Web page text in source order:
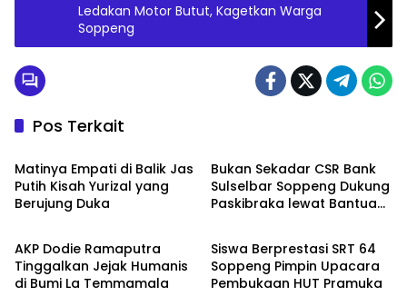
Ledakan Motor Butut, Kagetkan Warga
Soppeng
Pos Terkait
Metro
Matinya Empati di Balik Jas
Putih Kisah Yurizal yang
Berujung Duka
Bukan Sekadar CSR Bank
Sulselbar Soppeng Dukung
Paskibraka lewat Bantuan
Metro
AKP Dodie Ramaputra
Tinggalkan Jejak Humanis
di Bumi La Temmamala
Metro
Siswa Berprestasi SRT 64
Soppeng Pimpin Upacara
Pembukaan HUT Pramuka
Metro Metro